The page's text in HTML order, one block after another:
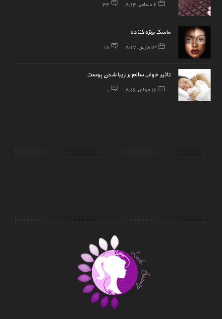
2 دسامبر, 2014 34
ماسک برنزه کننده
13 مارس, 2017 18
تاثیر خواب سالم بر زیبا شدن پوست
16 جولای, 2016 0